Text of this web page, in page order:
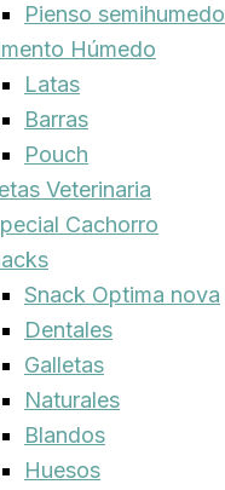
Pienso semihumedo
Húmedo
Latas
Barras
Pouch
Veterinaria
Cachorro
Snack Optima nova
Dentales
Galletas
Naturales
Blandos
Huesos